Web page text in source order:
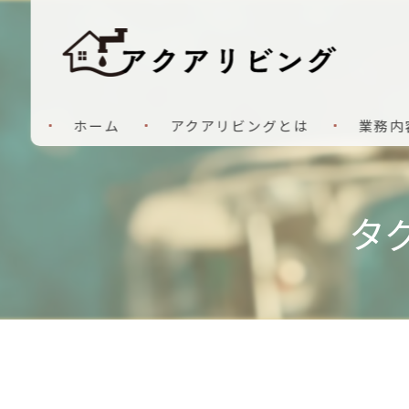
ホーム アクアリビングとは 業務内
タ